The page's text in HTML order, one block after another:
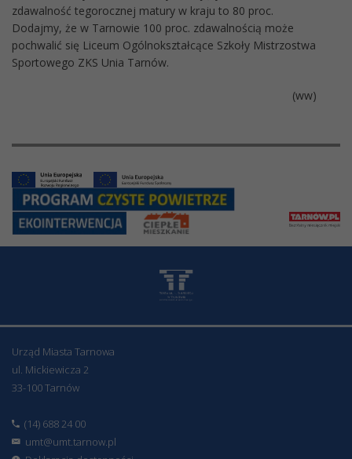
zdawalność tegorocznej matury w kraju to 80 proc.
Dodajmy, że w Tarnowie 100 proc. zdawalnością może
pochwalić się Liceum Ogólnokształcące Szkoły Mistrzostwa
Sportowego ZKS Unia Tarnów.
(ww)
Urząd Miasta Tarnowa
ul. Mickiewicza 2
33-100 Tarnów
(14) 688 24 00
umt@umt.tarnow.pl